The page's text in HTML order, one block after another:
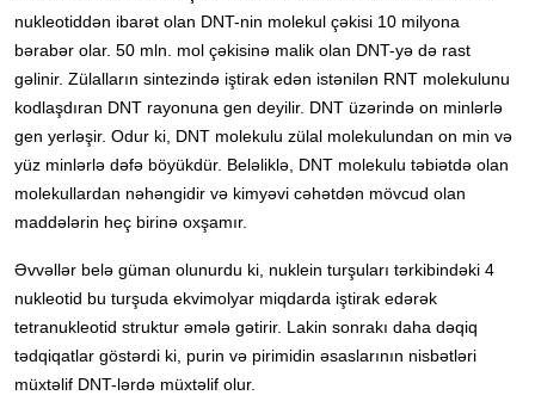
nukleotiddən ibarət olan DNT-nin molekul çəkisi 10 milyona
bərabər olar. 50 mln. mol çəkisinə malik olan DNT-yə də rast
gəlinir. Zülalların sintezində iştirak edən istənilən RNT molekulunu
kodlaşdıran DNT rayonuna gen deyilir. DNT üzərində on minlərlə
gen yerləşir. Odur ki, DNT molekulu zülal molekulundan on min və
yüz minlərlə dəfə böyükdür. Beləliklə, DNT molekulu təbiətdə olan
molekullardan nəhəngidir və kimyəvi cəhətdən mövcud olan
maddələrin heç birinə oxşamır.
Əvvəllər belə güman olunurdu ki, nuklein turşuları tərkibindəki 4
nukleotid bu turşuda ekvimolyar miqdarda iştirak edərək
tetranukleotid struktur əmələ gətirir. Lakin sonrakı daha dəqiq
tədqiqatlar göstərdi ki, purin və pirimidin əsaslarının nisbətləri
müxtəlif DNT-lərdə müxtəlif olur.